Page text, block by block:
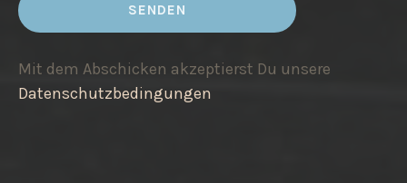
Mit dem Abschicken akzeptierst Du unsere
Datenschutzbedingungen